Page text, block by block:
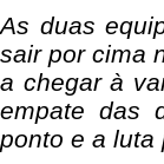
As duas
sair por cima
a chegar à
empate das
ponto e a luta